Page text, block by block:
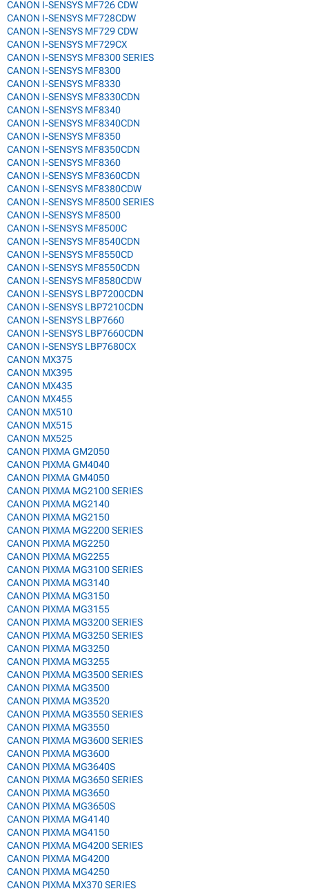
CANON I-SENSYS MF726 CDW
CANON I-SENSYS MF728CDW
CANON I-SENSYS MF729 CDW
CANON I-SENSYS MF729CX
CANON I-SENSYS MF8300 SERIES
CANON I-SENSYS MF8300
CANON I-SENSYS MF8330
CANON I-SENSYS MF8330CDN
CANON I-SENSYS MF8340
CANON I-SENSYS MF8340CDN
CANON I-SENSYS MF8350
CANON I-SENSYS MF8350CDN
CANON I-SENSYS MF8360
CANON I-SENSYS MF8360CDN
CANON I-SENSYS MF8380CDW
CANON I-SENSYS MF8500 SERIES
CANON I-SENSYS MF8500
CANON I-SENSYS MF8500C
CANON I-SENSYS MF8540CDN
CANON I-SENSYS MF8550CD
CANON I-SENSYS MF8550CDN
CANON I-SENSYS MF8580CDW
CANON I-SENSYS LBP7200CDN
CANON I-SENSYS LBP7210CDN
CANON I-SENSYS LBP7660
CANON I-SENSYS LBP7660CDN
CANON I-SENSYS LBP7680CX
CANON MX375
CANON MX395
CANON MX435
CANON MX455
CANON MX510
CANON MX515
CANON MX525
CANON PIXMA GM2050
CANON PIXMA GM4040
CANON PIXMA GM4050
CANON PIXMA MG2100 SERIES
CANON PIXMA MG2140
CANON PIXMA MG2150
CANON PIXMA MG2200 SERIES
CANON PIXMA MG2250
CANON PIXMA MG2255
CANON PIXMA MG3100 SERIES
CANON PIXMA MG3140
CANON PIXMA MG3150
CANON PIXMA MG3155
CANON PIXMA MG3200 SERIES
CANON PIXMA MG3250 SERIES
CANON PIXMA MG3250
CANON PIXMA MG3255
CANON PIXMA MG3500 SERIES
CANON PIXMA MG3500
CANON PIXMA MG3520
CANON PIXMA MG3550 SERIES
CANON PIXMA MG3550
CANON PIXMA MG3600 SERIES
CANON PIXMA MG3600
CANON PIXMA MG3640S
CANON PIXMA MG3650 SERIES
CANON PIXMA MG3650
CANON PIXMA MG3650S
CANON PIXMA MG4140
CANON PIXMA MG4150
CANON PIXMA MG4200 SERIES
CANON PIXMA MG4200
CANON PIXMA MG4250
CANON PIXMA MX370 SERIES